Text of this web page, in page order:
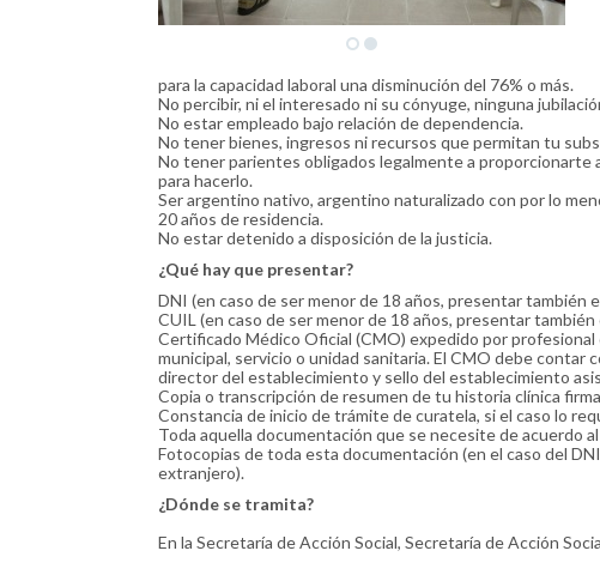
para la capacidad laboral una disminución del 76% o más.
No percibir, ni el interesado ni su cónyuge, ninguna
No estar empleado bajo relación de dependencia.
No tener bienes, ingresos ni recursos que permitan tu
No tener parientes obligados legalmente a
para hacerlo.
Ser argentino nativo, argentino naturalizado con por lo
20 años de residencia.
No estar detenido a disposición de la justicia.
¿Qué hay que presentar?
DNI (en caso de ser menor de 18 años, presentar también
CUIL (en caso de ser menor de 18 años, presentar
Certificado Médico Oficial (CMO) expedido por
municipal, servicio o unidad sanitaria. El CMO debe contar
director del establecimiento y sello del establecimiento
Copia o transcripción de resumen de tu historia clínica
Constancia de inicio de trámite de curatela, si el caso lo
Toda aquella documentación que se necesite de acuerdo
Fotocopias de toda esta documentación (en el caso del
extranjero).
¿Dónde se tramita?
En la Secretaría de Acción Social, Secretaría de Acción